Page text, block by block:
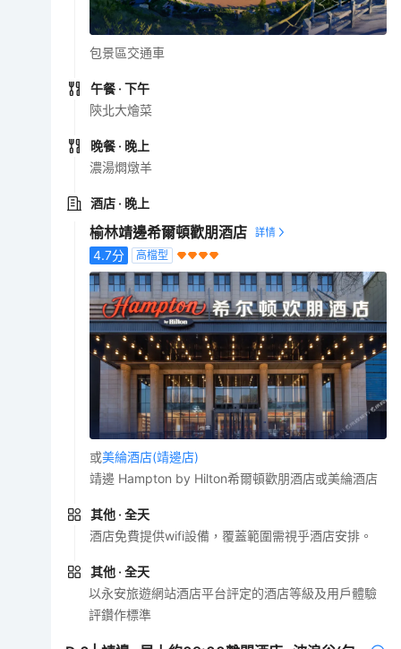
包景區交通車
午餐 · 下午
陝北大燴菜
晚餐 · 晚上
濃湯燜燉羊
酒店 · 晚上
榆林靖邊希爾頓歡朋酒店
4.7分 高檔型
或美綸酒店(靖邊店)
靖邊 Hampton by Hilton希爾頓歡朋酒店或美綸酒店
其他 · 全天
酒店免費提供wifi設備，覆蓋範圍需視乎酒店安排。
其他 · 全天
以永安旅遊網站酒店平台評定的酒店等級及用戶體驗
評鑽作標準